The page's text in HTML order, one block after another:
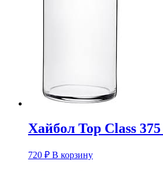
Хайбол Top Class
720 ₽ В корзину